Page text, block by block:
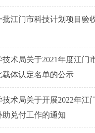
批江门市科技计划项目验
术局关于2021年度江门
载体认定名单的公示
术局关于开展2022年江
助兑付工作的通知